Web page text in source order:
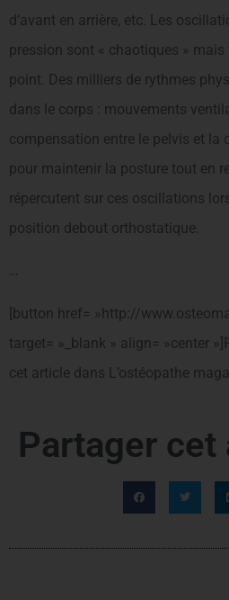
d’avant en arrière, etc. Les
pression sont « chaotiques »
point. Des milliers de rythmes
dans le corps : mouvements
compensation entre le pelvis et la
pour maintenir la posture tout en
répercutent sur ces oscillations
position debout orthostatique.
…
[button href= »http://
target= »_blank » align= »center
cet article dans L’ostéopathe
Partager cet